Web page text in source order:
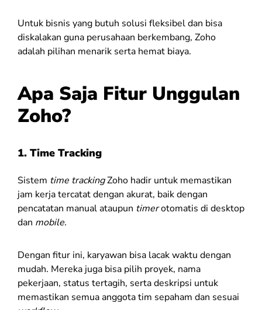
Untuk bisnis yang butuh solusi fleksibel dan bisa
diskalakan guna perusahaan berkembang, Zoho
adalah pilihan menarik serta hemat biaya.
Apa Saja Fitur Unggulan
Zoho?
1. Time Tracking
Sistem time trackingZoho hadir untuk memastikan
jam kerja tercatat dengan akurat, baik dengan
pencatatan manual ataupun timerotomatis di desktop
dan mobile.
Dengan fitur ini, karyawan bisa lacak waktu dengan
mudah. Mereka juga bisa pilih proyek, nama
pekerjaan, status tertagih, serta deskripsi untuk
memastikan semua anggota tim sepaham dan sesuai